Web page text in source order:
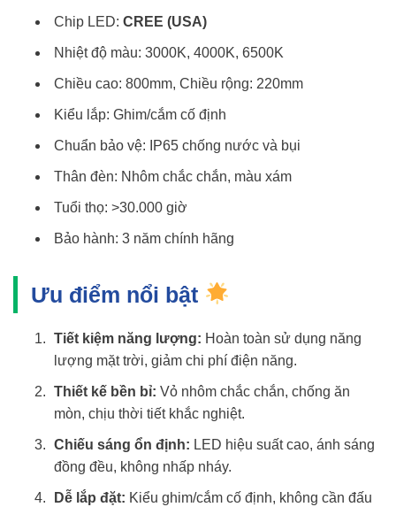
Chip LED: CREE (USA)
Nhiệt độ màu: 3000K, 4000K, 6500K
Chiều cao: 800mm, Chiều rộng: 220mm
Kiểu lắp: Ghim/cắm cố định
Chuẩn bảo vệ: IP65 chống nước và bụi
Thân đèn: Nhôm chắc chắn, màu xám
Tuổi thọ: >30.000 giờ
Bảo hành: 3 năm chính hãng
Ưu điểm nổi bật
Tiết kiệm năng lượng: Hoàn toàn sử dụng năng
lượng mặt trời, giảm chi phí điện năng.
Thiết kế bền bỉ: Vỏ nhôm chắc chắn, chống ăn
mòn, chịu thời tiết khắc nghiệt.
Chiếu sáng ổn định: LED hiệu suất cao, ánh sáng
đồng đều, không nhấp nháy.
Dễ lắp đặt: Kiểu ghim/cắm cố định, không cần đấu